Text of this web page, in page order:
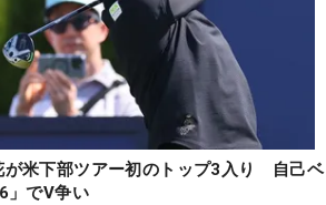
が米下部ツアー初のトップ3入り 自己ベ
」でV争い